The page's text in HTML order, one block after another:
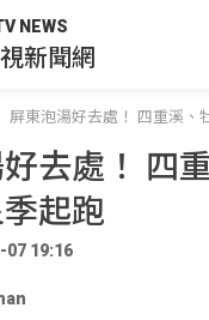
NEWS
新聞網
屏東泡湯好去處！ 四重溪、
去處！ 四
起跑
07 19:16